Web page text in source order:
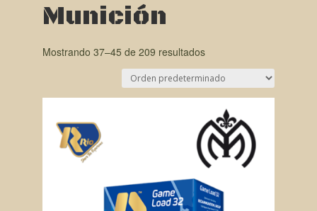
Munición
Mostrando 37–45 de 209 resultados